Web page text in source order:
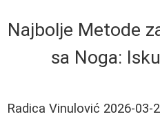
Najbolje Metode
sa Noga:
Radica Vinulović 2026-03-